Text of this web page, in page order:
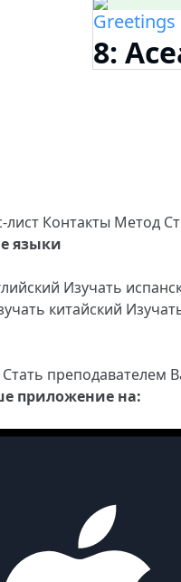
Greetings
8:
лист Контакты Метод
языки
Изучать
китайский
Стать преподавателем
приложение на: